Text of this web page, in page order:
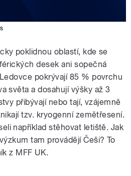
poklidnou oblastí, kde se
desek ani sopečná
pokrývají 85 % povrchu
světa a dosahují výšky až 3
přibývají nebo tají, vzájemně
tzv. kryogenní zemětřesení.
například stěhovat letiště. Jak
tam provádějí Češi? To
z MFF UK.